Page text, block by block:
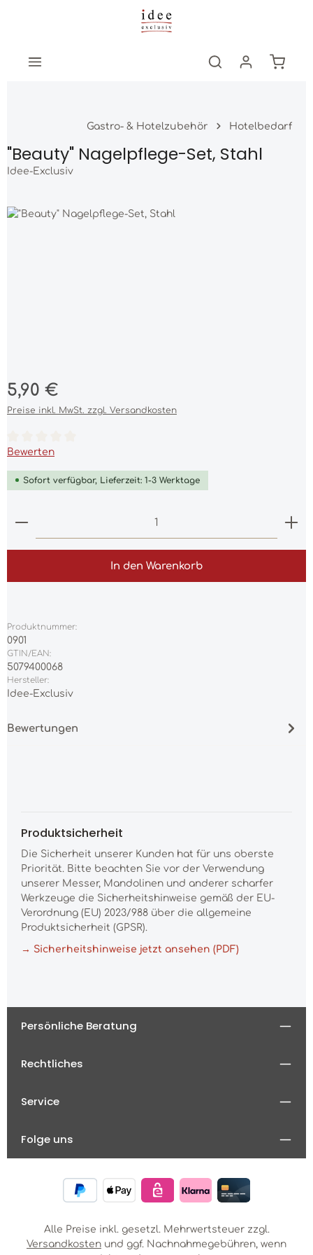
Zum Hauptinhalt springen
Gastro- & Hotelzubehör Hotelbedarf
"Beauty" Nagelpflege-Set, Stahl
Idee-Exclusiv
Bildergalerie überspringen
Regulärer Preis:
5,90 €
Preise inkl. MwSt. zzgl. Versandkosten
Durchschnittliche Bewertung von 0 von 5 Sternen
Bewerten
Sofort verfügbar, Lieferzeit: 1-3 Werktage
Produkt Anzahl: Gib den gewünschten Wert
In den Warenkorb
Produktnummer:
0901
GTIN/EAN:
5079400068
Hersteller:
Idee-Exclusiv
Bewertungen
Produktsicherheit
Die Sicherheit unserer Kunden hat für uns oberste
Priorität. Bitte beachten Sie vor der Verwendung
unserer Messer, Mandolinen und anderer scharfer
Werkzeuge die Sicherheitshinweise gemäß der EU-
Verordnung (EU) 2023/988 über die allgemeine
Produktsicherheit (GPSR).
→ Sicherheitshinweise jetzt ansehen (PDF)
Persönliche Beratung
Rechtliches
Service
Folge uns
Alle Preise inkl. gesetzl. Mehrwertsteuer zzgl.
Versandkosten und ggf. Nachnahmegebühren, wenn